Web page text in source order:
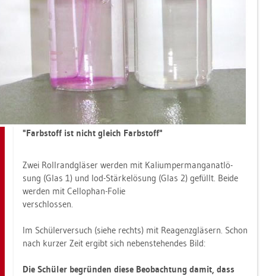
"Farb­stoff ist nicht gleich Farb­stoff"
Zwei Roll­rand­glä­ser wer­den mit Ka­li­um­per­man­ga­nat­lö­
sung (Glas 1) und Iod-Stär­ke­lö­sung (Glas 2) ge­füllt. Beide
wer­den mit Cel­lo­phan-Folie
ver­schlos­sen.
Im Schü­ler­ver­such (siehe rechts) mit Re­agenz­glä­sern. Schon
nach kur­zer Zeit er­gibt sich ne­ben­ste­hen­des Bild:
Die Schü­ler be­grün­den diese Be­ob­ach­tung damit, dass